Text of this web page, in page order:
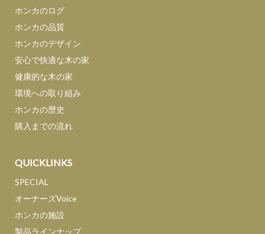
ホンカのログ
ホンカの品質
ホンカのデザイン
安心で快適な木の家
健康的な木の家
環境への取り組み
ホンカの歴史
購入までの流れ
QUICKLINKS
SPECIAL
オーナーズVoice
ホンカの施設
製品ラインナップ